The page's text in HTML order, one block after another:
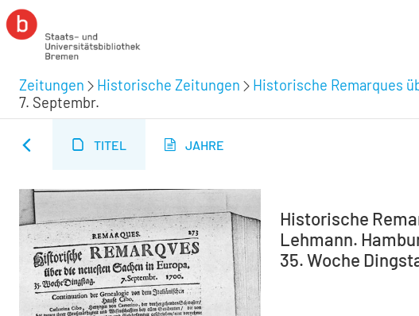
Zeitungen Historische Zeitungen Historische Remarques
7. Septembr.
TITEL JAHRE
Historische
Lehmann.
35. Woche